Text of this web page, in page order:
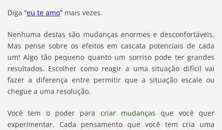
Diga “eu te amo”mais vezes.
Nenhuma destas são mudanças enormes e desconfortáveis.
Mas pense sobre os efeitos em cascata potenciais de cada
um! Algo tão pequeno quanto um sorriso pode ter grandes
resultados. Escolher como reagir a uma situação difícil vai
fazer a diferença entre permitir que a situação escale ou
chegue a uma resolução.
Você tem o poder para criar mudanças que você quer
experimentar. Cada pensamento que você tem cria uma